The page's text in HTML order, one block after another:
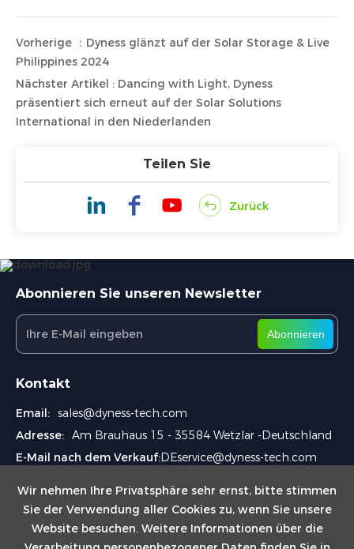
Wir nehmen Ihre Privatsphäre sehr ernst, bitte stimmen
Sie der Verwendung aller Cookies zu, wenn Sie unsere
Website besuchen. Weitere Informationen über die
Vorherige ：Dyness glänzt auf der Solar Storage & Live
Philippines 2024
Nächster Artikel : Dancing with Light, Dyness
präsentiert sich erneut auf der Solar Solutions
International in den Niederlanden
Teilen Sie
Zurück
Abonnieren Sie unseren Newsletter
Abonnieren
Kontakt
Email: sales@dyness-tech.com
Adresse: Am Brauhaus 15 - 35584 Wetzlar -Deutschland
E-Mail nach dem Verkauf:DEservice@dyness-tech.com